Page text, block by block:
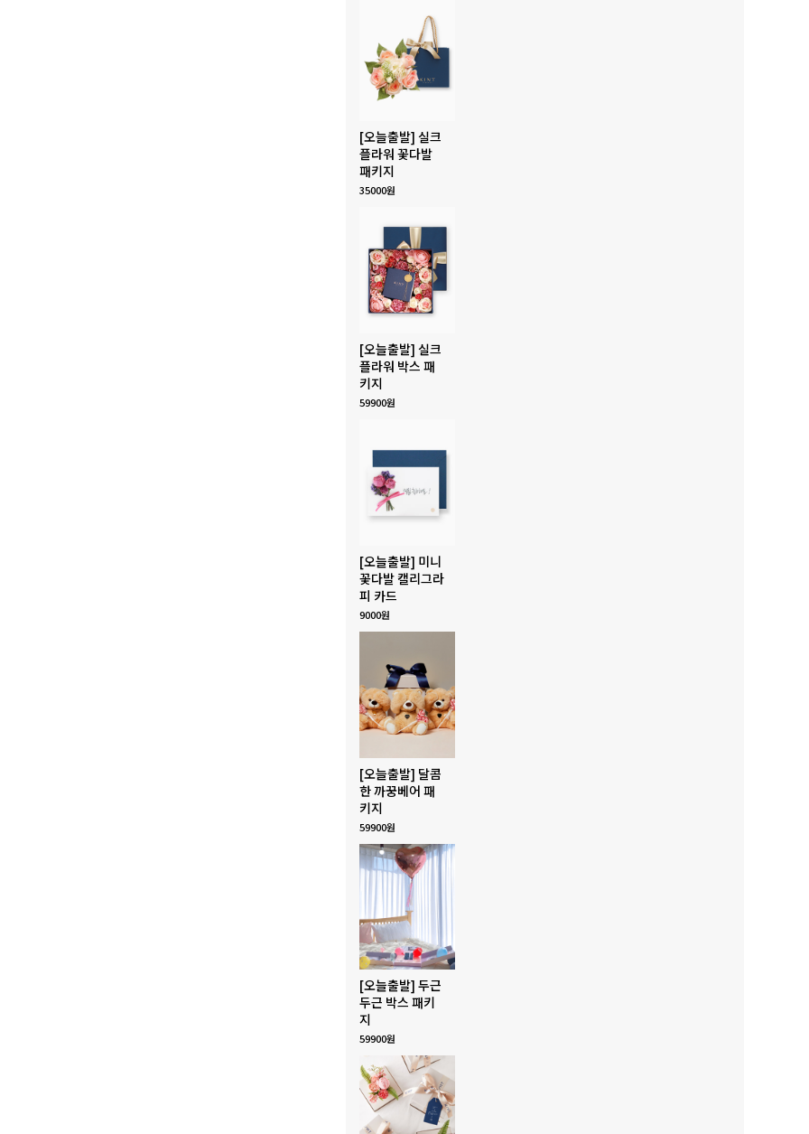
[오늘출발] 실크
플라워 꽃다발
패키지
35000원
[오늘출발] 실크
플라워 박스 패
키지
59900원
[오늘출발] 미니
꽃다발 캘리그라
피 카드
9000원
[오늘출발] 달콤
한 까꿍베어 패
키지
59900원
[오늘출발] 두근
두근 박스 패키
지
59900원